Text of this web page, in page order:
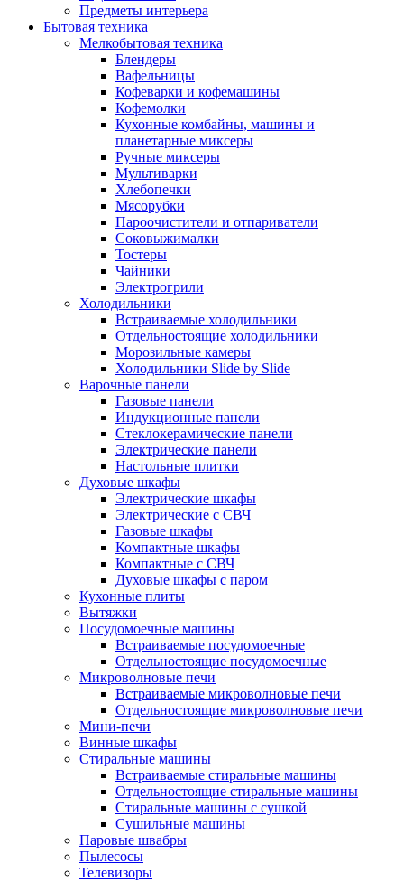
Предметы интерьера
Бытовая техника
Мелкобытовая техника
Блендеры
Вафельницы
Кофеварки и кофемашины
Кофемолки
Кухонные комбайны, машины и
планетарные миксеры
Ручные миксеры
Мультиварки
Хлебопечки
Мясорубки
Пароочистители и отпариватели
Соковыжималки
Тостеры
Чайники
Электрогрили
Холодильники
Встраиваемые холодильники
Отдельностоящие холодильники
Морозильные камеры
Холодильники Slide by Slide
Варочные панели
Газовые панели
Индукционные панели
Стеклокерамические панели
Электрические панели
Настольные плитки
Духовые шкафы
Электрические шкафы
Электрические с СВЧ
Газовые шкафы
Компактные шкафы
Компактные с СВЧ
Духовые шкафы с паром
Кухонные плиты
Вытяжки
Посудомоечные машины
Встраиваемые посудомоечные
Отдельностоящие посудомоечные
Микроволновые печи
Встраиваемые микроволновые печи
Отдельностоящие микроволновые печи
Мини-печи
Винные шкафы
Стиральные машины
Встраиваемые стиральные машины
Отдельностоящие стиральные машины
Стиральные машины с сушкой
Сушильные машины
Паровые швабры
Пылесосы
Телевизоры